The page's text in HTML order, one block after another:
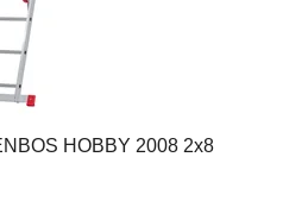
HOBBY 2008 2x8